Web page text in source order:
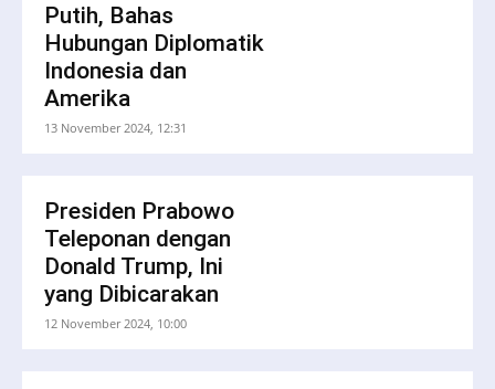
Putih, Bahas
Hubungan Diplomatik
Indonesia dan
Amerika
13 November 2024, 12:31
Presiden Prabowo
Teleponan dengan
Donald Trump, Ini
yang Dibicarakan
12 November 2024, 10:00